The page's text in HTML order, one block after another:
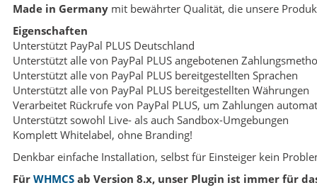
Made in Germany mit bewährter Qualität, die unsere
Eigenschaften
Unterstützt PayPal PLUS Deutschland
Unterstützt alle von PayPal PLUS angebotenen
Unterstützt alle von PayPal PLUS bereitgestellten Sprachen
Unterstützt alle von PayPal PLUS bereitgestellten Währungen
Verarbeitet Rückrufe von PayPal PLUS, um Zahlungen
Unterstützt sowohl Live- als auch Sandbox-Umgebungen
Komplett Whitelabel, ohne Branding!
Denkbar einfache Installation, selbst für Einsteiger kein
Für WHMCS ab Version 8.x, unser Plugin ist immer für